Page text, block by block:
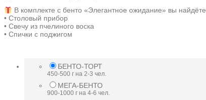
В комплекте с бенто «Элегантное ожидание» вы
• Столовый прибор
• Свечу из пчелиного воска
• Спички с поджигом
БЕНТО-ТОРТ
450-500 г на 2-3 чел.
МЕГА-БЕНТО
900-1000 г на 4-6 чел.